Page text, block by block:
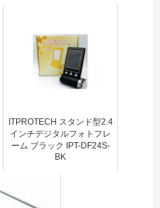
ITPROTECH スタンド型2.4
インチデジタルフォトフレ
ーム ブラック IPT-DF24S-
BK